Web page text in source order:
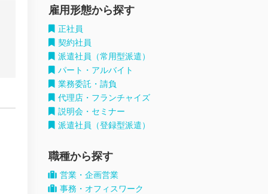
雇用形態から探す
正社員
契約社員
派遣社員（常用型派遣）
パート・アルバイト
業務委託・請負
代理店・フランチャイズ
説明会・セミナー
派遣社員（登録型派遣）
職種から探す
営業・企画営業
事務・オフィスワーク